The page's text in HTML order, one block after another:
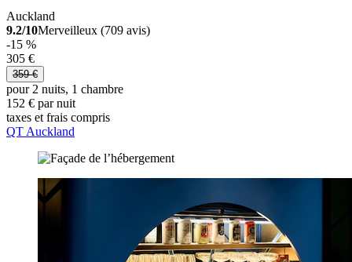
Auckland
9.2/10Merveilleux (709 avis)
-15 %
305 €
359 €
pour 2 nuits, 1 chambre
152 € par nuit
taxes et frais compris
QT Auckland